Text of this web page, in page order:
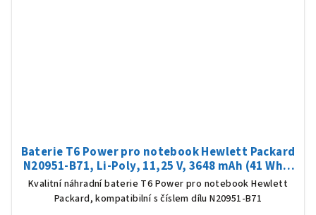
Baterie T6 Power pro notebook Hewlett Packard
N20951-B71, Li-Poly, 11,25 V, 3648 mAh (41 Wh),
černá
Kvalitní náhradní baterie T6 Power pro notebook Hewlett
Packard, kompatibilní s číslem dílu N20951-B71